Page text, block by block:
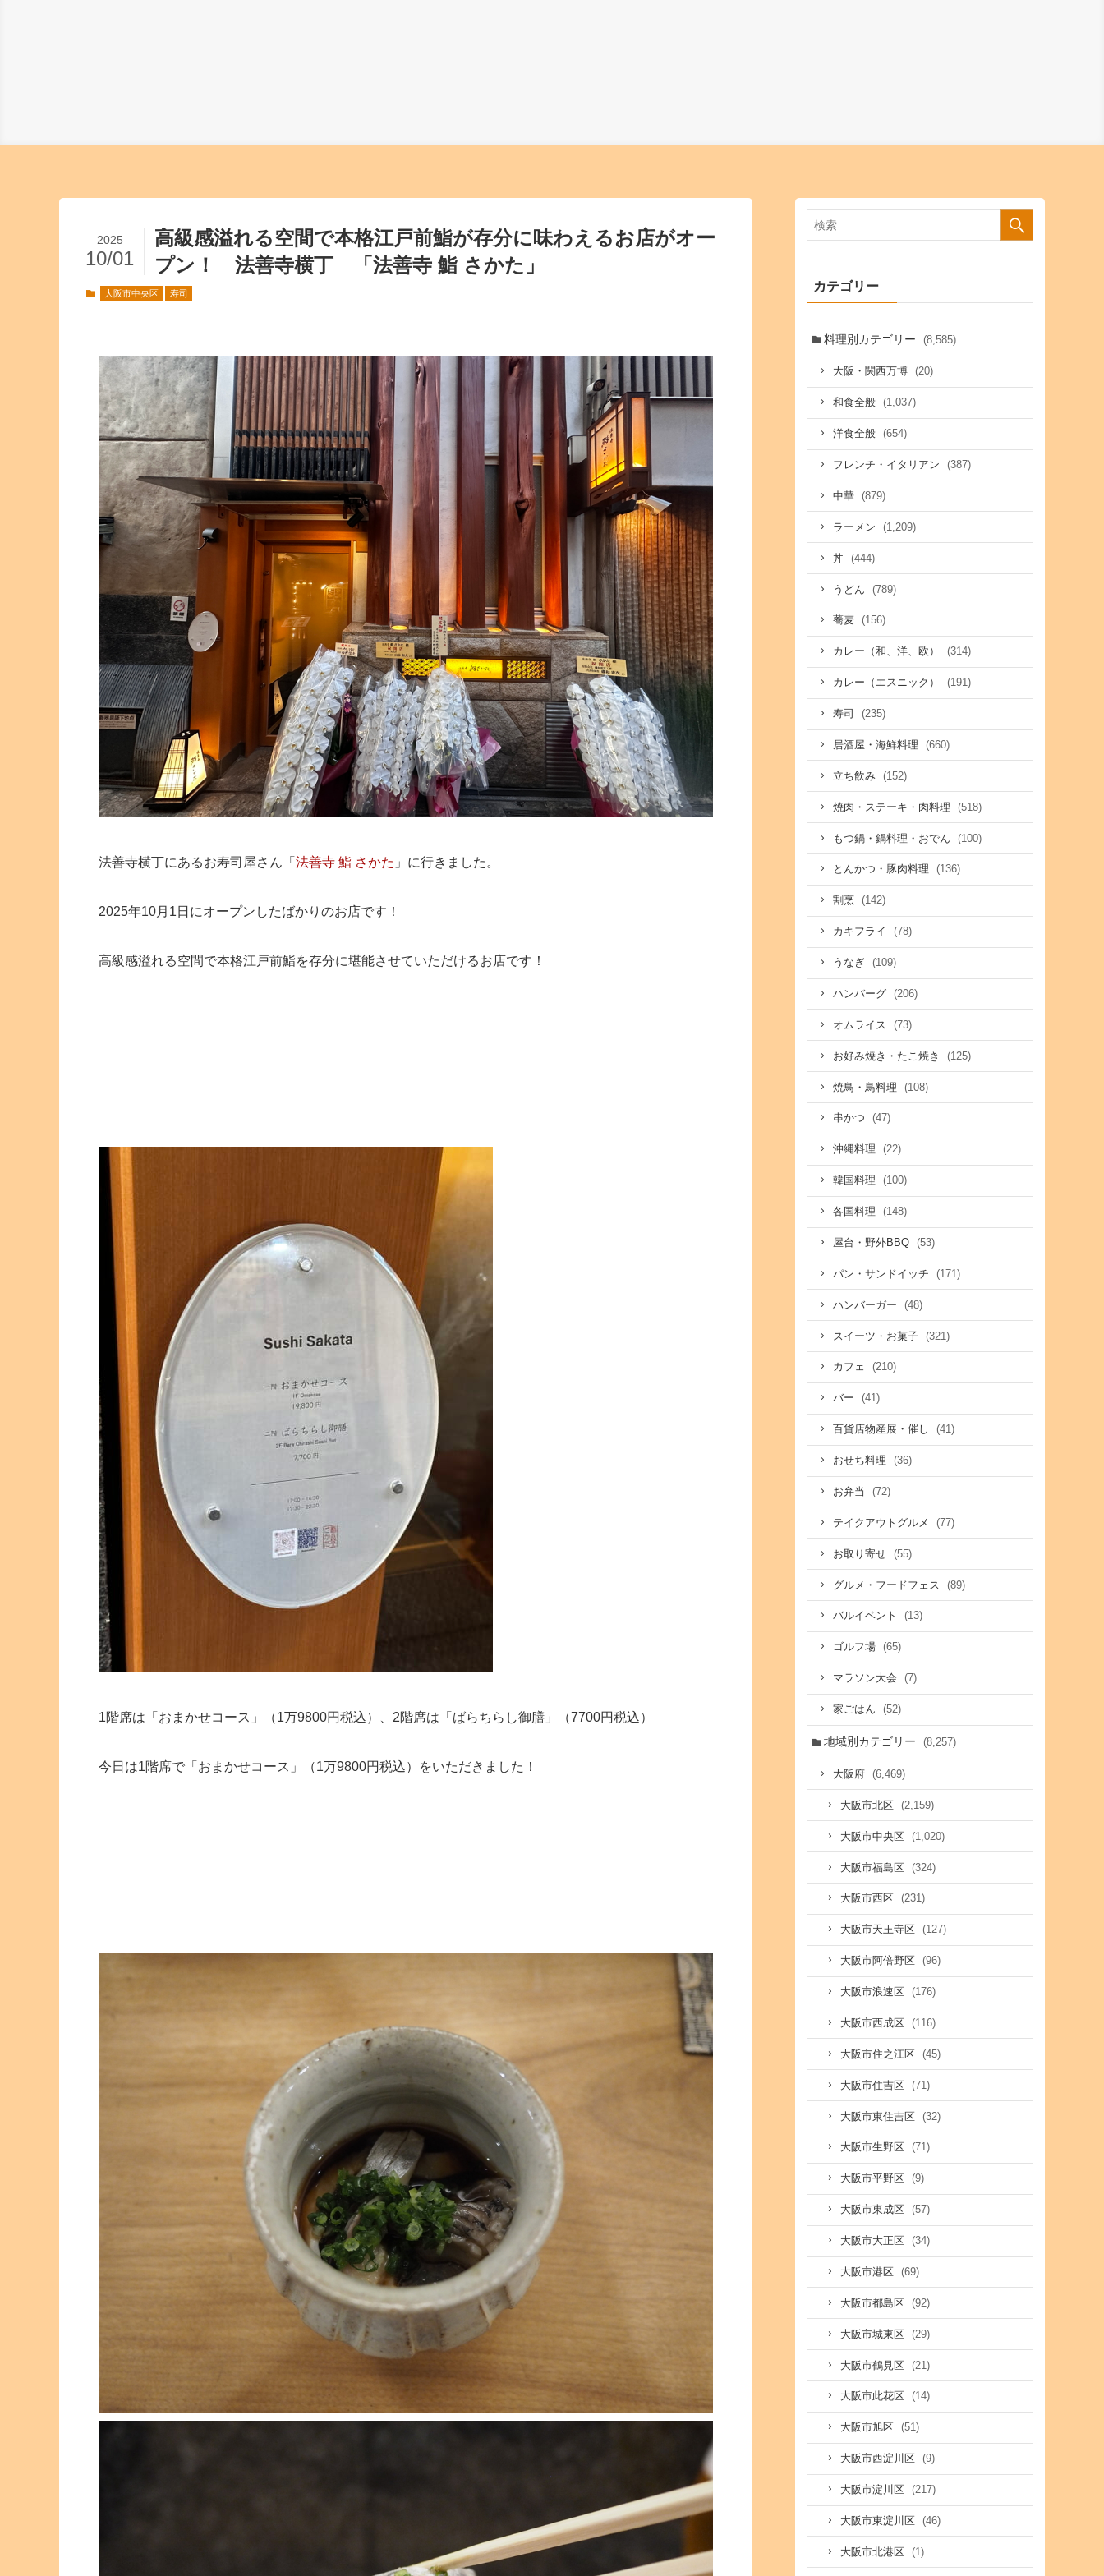
高級感溢れる空間で本格江戸前鮨が存分に味わえるお店がオー
プン！ 法善寺横丁 「法善寺 鮨 さかた」
2025
10/01
大阪市中央区 寿司
法善寺横丁にあるお寿司屋さん「 法善寺 鮨 さかた 」に行きました。
2025年10月1日にオープンしたばかりのお店です！
高級感溢れる空間で本格江戸前鮨を存分に堪能させていただけるお店です！
1階席は「おまかせコース」（1万9800円税込）、2階席は「ばらちらし御膳」（7700円税込）
今日は1階席で「おまかせコース」（1万9800円税込）をいただきました！
カテゴリー
料理別カテゴリー (8,585)
大阪・関西万博 (20)
和食全般 (1,037)
洋食全般 (654)
フレンチ・イタリアン (387)
中華 (879)
ラーメン (1,209)
丼 (444)
うどん (789)
蕎麦 (156)
カレー（和、洋、欧） (314)
カレー（エスニック） (191)
寿司 (235)
居酒屋・海鮮料理 (660)
立ち飲み (152)
焼肉・ステーキ・肉料理 (518)
もつ鍋・鍋料理・おでん (100)
とんかつ・豚肉料理 (136)
割烹 (142)
カキフライ (78)
うなぎ (109)
ハンバーグ (206)
オムライス (73)
お好み焼き・たこ焼き (125)
焼鳥・鳥料理 (108)
串かつ (47)
沖縄料理 (22)
韓国料理 (100)
各国料理 (148)
屋台・野外BBQ (53)
パン・サンドイッチ (171)
ハンバーガー (48)
スイーツ・お菓子 (321)
カフェ (210)
バー (41)
百貨店物産展・催し (41)
おせち料理 (36)
お弁当 (72)
テイクアウトグルメ (77)
お取り寄せ (55)
グルメ・フードフェス (89)
バルイベント (13)
ゴルフ場 (65)
マラソン大会 (7)
家ごはん (52)
地域別カテゴリー (8,257)
大阪府 (6,469)
大阪市北区 (2,159)
大阪市中央区 (1,020)
大阪市福島区 (324)
大阪市西区 (231)
大阪市天王寺区 (127)
大阪市阿倍野区 (96)
大阪市浪速区 (176)
大阪市西成区 (116)
大阪市住之江区 (45)
大阪市住吉区 (71)
大阪市東住吉区 (32)
大阪市生野区 (71)
大阪市平野区 (9)
大阪市東成区 (57)
大阪市大正区 (34)
大阪市港区 (69)
大阪市都島区 (92)
大阪市城東区 (29)
大阪市鶴見区 (21)
大阪市此花区 (14)
大阪市旭区 (51)
大阪市西淀川区 (9)
大阪市淀川区 (217)
大阪市東淀川区 (46)
大阪市北港区 (1)